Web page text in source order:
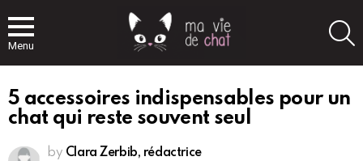
Menu
5 accessoires indispensables pour un
chat qui reste souvent seul
by Clara Zerbib, rédactrice